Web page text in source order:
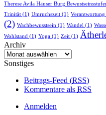
Therese Avila Häuser Burg
Trinität (1) Umruchszeit (1) Verantwortung
(2) Wachbewusstsein (1) Wandel (1)
Wohlstand (1) Yoga (1) Zeit (1)
Archiv
Archiv
Sonstiges
Beitrags-Feed (RSS)
Kommentare als RSS
Anmelden